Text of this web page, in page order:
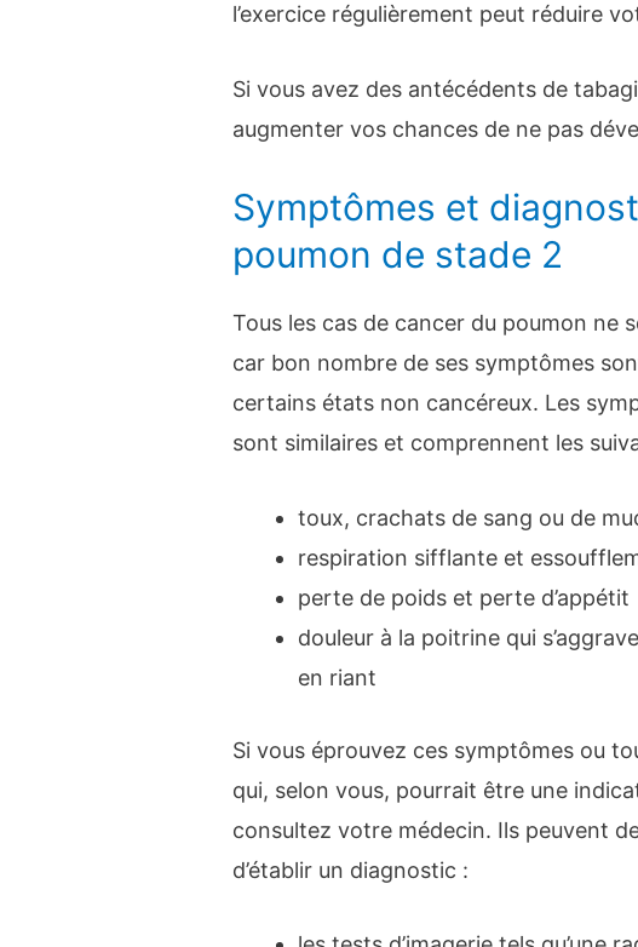
l’exercice régulièrement peut réduire
Si vous avez des antécédents de
augmenter vos chances de ne pas
Symptômes et
poumon de stade 2
Tous les cas de cancer du poumon ne
car bon nombre de ses symptômes
certains états non cancéreux. Les
sont similaires et comprennent les
toux, crachats de sang ou de
respiration sifflante et
perte de poids et perte d’appétit
douleur à la poitrine qui
en riant
Si vous éprouvez ces symptômes ou
qui, selon vous, pourrait être une
consultez votre médecin. Ils peuvent
d’établir un diagnostic :